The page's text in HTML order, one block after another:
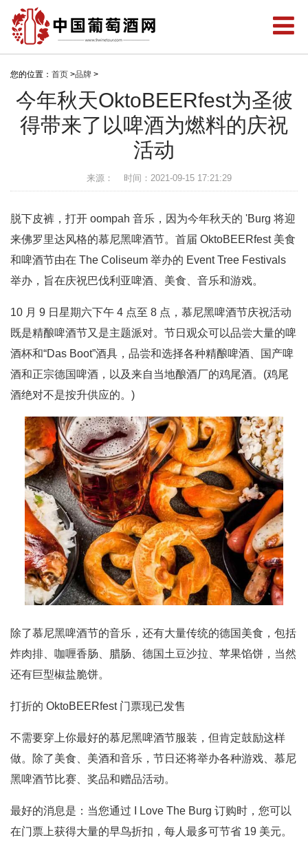
您的位置： 首页 >品牌 >
今年秋天OktoBEERfest为圣彼
得带来了以啤酒为燃料的庆祝
活动
来源： 时间：2021-09-15 17:21:29
脱下皮裤，打开 oompah 音乐，因为今年秋天的 'Burg 将迎
来佛罗里达风格的慕尼黑啤酒节。首届 OktoBEERfest 美食
和啤酒节由在 The Coliseum 举办的 Event Tree Festivals
举办，旨在庆祝巴伐利亚啤酒、美食、音乐和游戏。
10 月 9 日星期六下午 4 点至 8 点，慕尼黑啤酒节庆祝活动
既是精酿啤酒节又是主题派对。节日观众可以品尝大量的啤
酒杯和“Das Boot”酒具，品尝和选择各种精酿啤酒、国产啤
酒和正宗德国啤酒，以及来自当地酿酒厂的鸡尾酒。(鸡尾
酒绝对不是按升供应的。)
除了慕尼黑啤酒节的音乐，还有大量传统的德国美食，包括
炸肉排、咖喱香肠、腊肠、德国土豆沙拉、苹果馅饼，当然
还有巨型椒盐脆饼。
打折的 OktoBEERfest 门票现已发售
不需要穿上你最好的慕尼黑啤酒节服装，但肯定鼓励这样
做。除了美食、美酒和音乐，节日还将举办各种游戏、慕尼
黑啤酒节比赛、奖品和赠品活动。
最好的消息是：当您通过 I Love The Burg 订购时，您可以
在门票上获得大量的早鸟折扣，每人最多可节省 19 美元。